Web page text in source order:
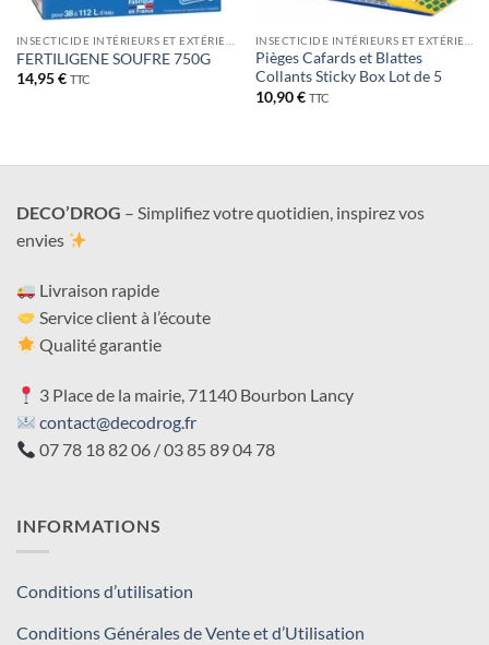
FERTILIGENE SOUFRE 750G
14,95€ TTC
Pièges Cafards et Blattes
Collants Sticky Box Lot de 5
10,90€ TTC
DECO’DROG – Simplifiez votre quotidien, inspirez vos
envies
Livraison rapide
Service client à l’écoute
Qualité garantie
3 Place de la mairie, 71140 Bourbon Lancy
contact@decodrog.fr
07 78 18 82 06 / 03 85 89 04 78
INFORMATIONS
Conditions d’utilisation
Conditions Générales de Vente et d’Utilisation